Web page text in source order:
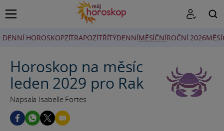
DENNÍ HOROSKOPZÍTRAPOZÍTŘÍTÝDENNÍMĚSÍČNÍROČNÍ 2026
Horoskop na měsíc
leden 2029 pro Rak
Napsala Isabelle Fortes